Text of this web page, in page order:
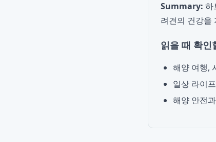
Summary: 하
려견의 건강을
읽을 때 확인
해양 여행,
일상 라이
해양 안전